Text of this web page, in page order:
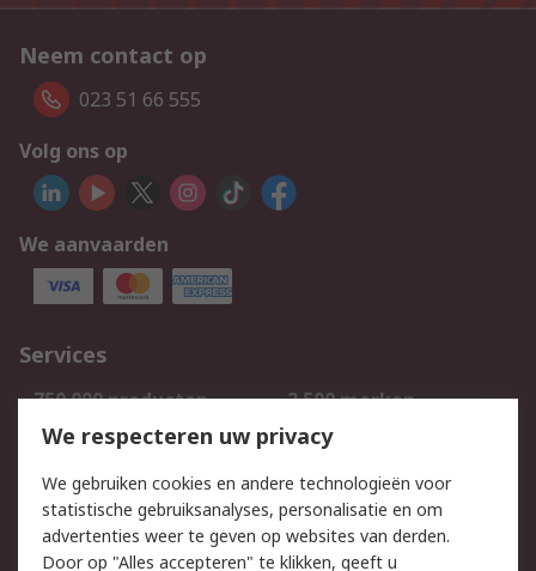
Neem contact op
023 51 66 555
Volg ons op
We aanvaarden
Services
750.000 producten
2.500 merken
Bestellen
Inkoopoplossingen
Track & Trace
Wettelijk
We respecteren uw privacy
We gebruiken cookies en andere technologieën voor
statistische gebruiksanalyses, personalisatie en om
advertenties weer te geven op websites van derden.
Door op "Alles accepteren" te klikken, geeft u